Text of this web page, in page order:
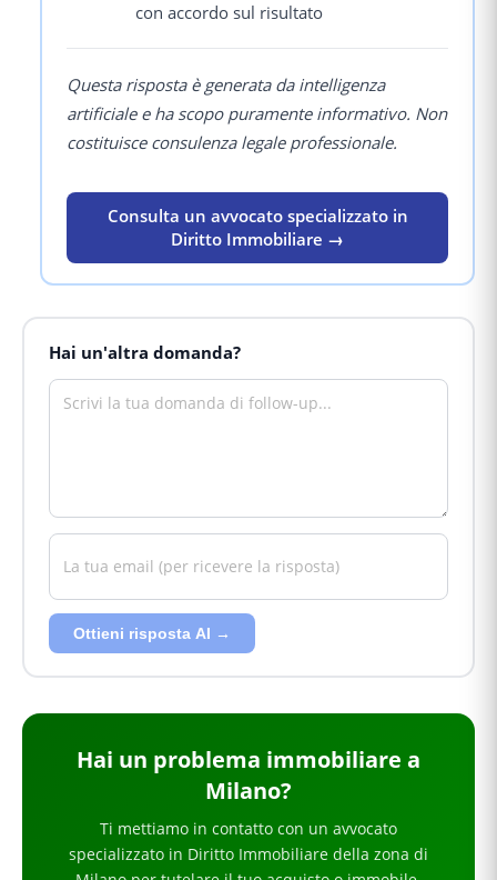
con accordo sul risultato
Questa risposta è generata da intelligenza
artificiale e ha scopo puramente informativo. Non
costituisce consulenza legale professionale.
Consulta un avvocato specializzato in
Diritto Immobiliare →
Hai un'altra domanda?
Ottieni risposta AI →
Hai un problema immobiliare a
Milano?
Ti mettiamo in contatto con un avvocato
specializzato in Diritto Immobiliare della zona di